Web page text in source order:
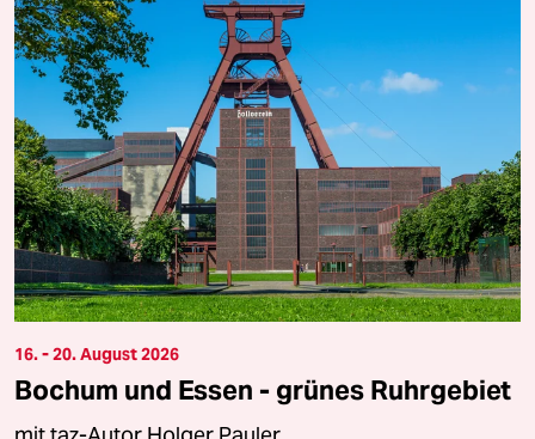
16. - 20. August 2026
Bochum und Essen - grünes Ruhrgebiet